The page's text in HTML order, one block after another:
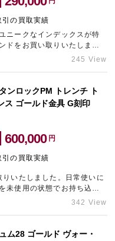
の買取実績
ニークなインデックスが特
ドをお買い取りいたしまし
、相場以上の査定額を提示
245 View
ンロックPM トレンチ ト
ス ゴールド金具 G刻印
600,000 円
の買取実績
いたしました。日常使いに
未使用の状態でお持ち込み
提示させていただきまし
「ギャラリーレア神戸元町
342 View
ム28 ゴールド ヴォー・